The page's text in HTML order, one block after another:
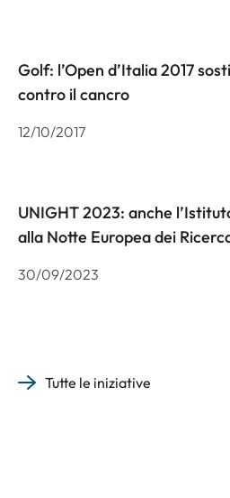
Golf: l’Open d’Italia 2017
contro il cancro
12/10/2017
UNIGHT 2023: anche
alla Notte Europea dei
30/09/2023
Tutte le iniziative